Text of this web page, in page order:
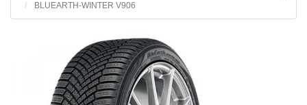
BLUEARTH-WINTER V906